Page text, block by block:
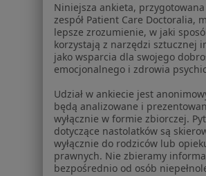
Choroby
Pomoc
Aplikacje mobilne
Blog dla pacjentów
Dla
Cennik
Dla lekarzy
Dla placówek
Noa Notes
nowość
Niniejsza ankieta,
zespół Patient Care Doctoralia,
lepsze zrozumienie, w jaki
korzystają z narzędzi sztucznej
jako wsparcia dla swojego
emocjonalnego i zdrowia
Udział w ankiecie jest
będą analizowane i
wyłącznie w formie zbiorczej.
dotyczące nastolatków są
wyłącznie do rodziców lub
prawnych. Nie zbieramy
bezpośrednio od osób